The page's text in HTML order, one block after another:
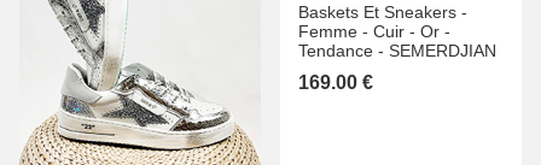
Baskets Et Sneakers -
Femme - Cuir - Or -
Tendance - SEMERDJIAN
169.00 €